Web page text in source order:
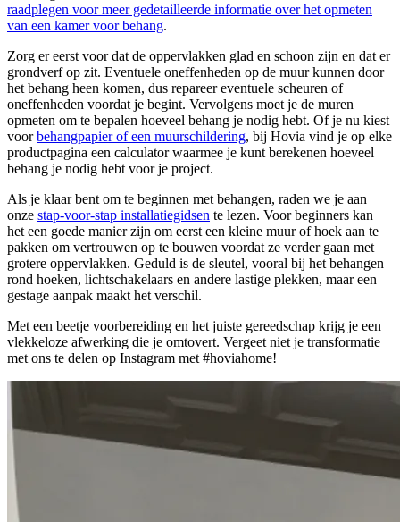
raadplegen voor meer gedetailleerde informatie over het opmeten
van een kamer voor behang.
Zorg er eerst voor dat de oppervlakken glad en schoon zijn en dat er
grondverf op zit. Eventuele oneffenheden op de muur kunnen door
het behang heen komen, dus repareer eventuele scheuren of
oneffenheden voordat je begint. Vervolgens moet je de muren
opmeten om te bepalen hoeveel behang je nodig hebt. Of je nu kiest
voorbehangpapier of een muurschildering, bij Hovia vind je op elke
productpagina een calculator waarmee je kunt berekenen hoeveel
behang je nodig hebt voor je project.
Als je klaar bent om te beginnen met behangen, raden we je aan
onze stap-voor-stap installatiegidsen te lezen. Voor beginners kan
het een goede manier zijn om eerst een kleine muur of hoek aan te
pakken om vertrouwen op te bouwen voordat ze verder gaan met
grotere oppervlakken. Geduld is de sleutel, vooral bij het behangen
rond hoeken, lichtschakelaars en andere lastige plekken, maar een
gestage aanpak maakt het verschil.
Met een beetje voorbereiding en het juiste gereedschap krijg je een
vlekkeloze afwerking die je omtovert. Vergeet niet je transformatie
met ons te delen op Instagram met #hoviahome!